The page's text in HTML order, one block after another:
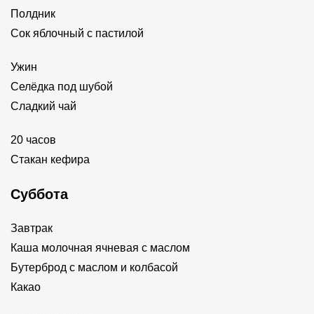
Полдник
Сок яблочный с пастилой
Ужин
Селёдка под шубой
Сладкий чай
20 часов
Стакан кефира
Суббота
Завтрак
Каша молочная ячневая с маслом
Бутерброд с маслом и колбасой
Какао